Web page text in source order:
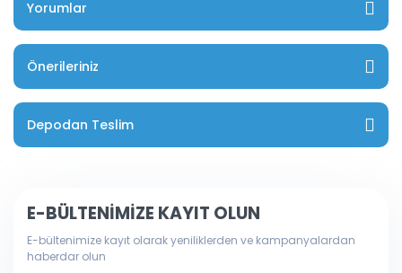
Yorumlar
Önerileriniz
Depodan Teslim
E-BÜLTENİMİZE KAYIT OLUN
E-bültenimize kayıt olarak yeniliklerden ve kampanyalardan
haberdar olun